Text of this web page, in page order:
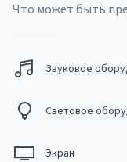
Что может быть
Звуковое
Световое
Экран